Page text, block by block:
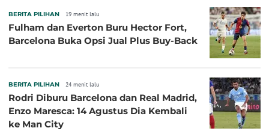
BERITA PILIHAN 19 menit lalu
Fulham dan Everton Buru Hector Fort,
Barcelona Buka Opsi Jual Plus Buy-Back
BERITA PILIHAN 24 menit lalu
Rodri Diburu Barcelona dan Real Madrid,
Enzo Maresca: 14 Agustus Dia Kembali
ke Man City